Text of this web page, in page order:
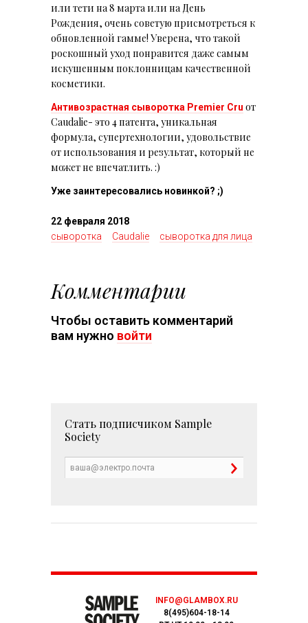
или тети на 8 марта или на День
Рождения, очень советую присмотреться к
обновленной гамме! Уверена, что такой
роскошный уход понравится даже самым
искушенным поклонницам качественной
косметики.
Антивозрастная сыворотка Premier Cru от
Caudalie- это 4 патента, уникальная
формула, супертехнологии, удовольствие
от использования и результат, который не
может не впечатлить. :)
Уже заинтересовались новинкой? ;)
22 февраля 2018
сыворотка
Caudalie сыворотка для лица
Комментарии
Чтобы оставить комментарий
вам нужно войти
Стать подписчиком Sample
Society
INFO@GLAMBOX.RU
8(495)604-18-14